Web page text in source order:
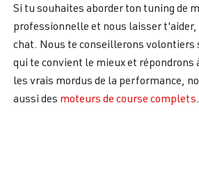
Si tu souhaites aborder ton tuning de
professionnelle et nous laisser
chat. Nous te conseillerons
qui te convient le mieux et répondrons
les vrais mordus de la performance,
aussi des moteurs de course complets